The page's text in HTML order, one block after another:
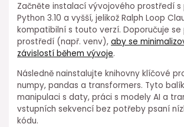
Začněte ⁤instalací vývojového prostředí s
Python 3.10 a vyšší, jelikož Ralph Loop
kompatibilní s touto verzí. Doporučuje
prostředí (např. venv),aby se
závislostí během vývoje.
Následně nainstalujte knihovny klíčové⁣
numpy, pandas a transformers. Tyto
manipulaci s daty, práci s modely AI a
vstupních sekvencí bez potřeby psaní
kódu.